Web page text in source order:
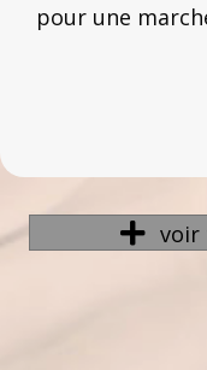
pour une
voir